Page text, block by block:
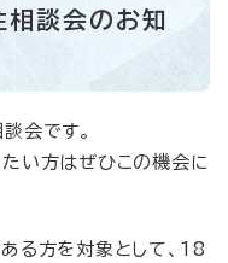
相談会のお知
会です。
い方はぜひこの機会に
る方を対象として、18